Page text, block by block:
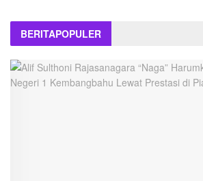
BERITAPOPULER